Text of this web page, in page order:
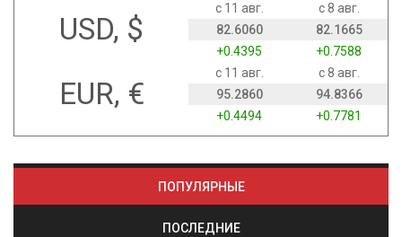
USD, $
с 11 авг.
с 8 авг.
82.6060
82.1665
+0.4395
+0.7588
EUR, €
с 11 авг.
с 8 авг.
95.2860
94.8366
+0.4494
+0.7781
ПОПУЛЯРНЫЕ
ПОСЛЕДНИЕ